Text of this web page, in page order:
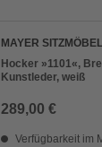
MAYER SITZMÖBEL
Hocker »1101«,
Kunstleder, weiß
289,00 €
Verfügbarkeit im